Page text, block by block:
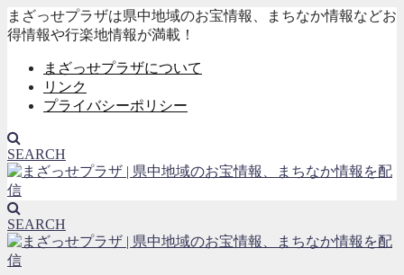
まざっせプラザは県中地域のお宝情報、まちなか情報などお
得情報や行楽地情報が満載！
まざっせプラザについて
リンク
プライバシーポリシー
SEARCH
SEARCH